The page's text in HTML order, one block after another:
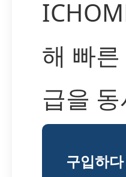
해 빠
급을
구입하다